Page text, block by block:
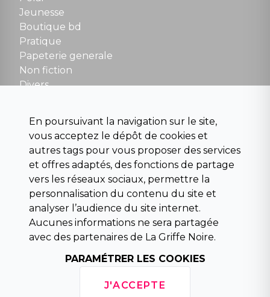
NOUS CONTACTER
contact@la-griffe-noire.com
Jeunesse
Boutique bd
Pratique
Papeterie generale
Non fiction
Divers
Para scolaire
Histoire
Pochoteque
Pleiade
INFORMATIONS
Droit de rétractation
Conditions générales de vente
Mentions légales
Horaires d'ouverture
En poursuivant la navigation sur le site,
vous acceptez le dépôt de cookies et
autres tags pour vous proposer des services
et offres adaptés, des fonctions de partage
vers les réseaux sociaux, permettre la
personnalisation du contenu du site et
analyser l’audience du site internet.
Aucunes informations ne sera partagée
avec des partenaires de La Griffe Noire.
PARAMÉTRER LES COOKIES
J'ACCEPTE